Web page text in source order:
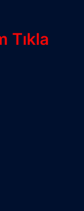
Tıkla